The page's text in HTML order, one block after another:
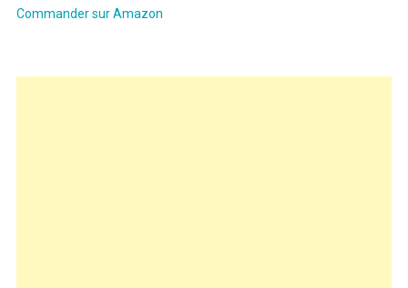
Commander sur Amazon